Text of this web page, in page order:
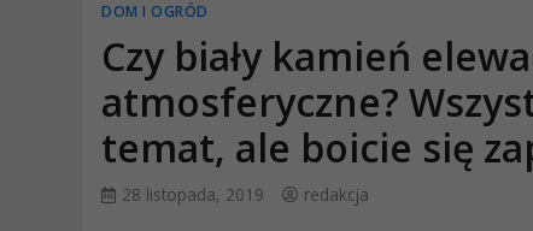
DOM I OGRÓD
Czy biały kamień
atmosferyczne?
temat, ale boicie się
28 listopada, 2019 redakcja